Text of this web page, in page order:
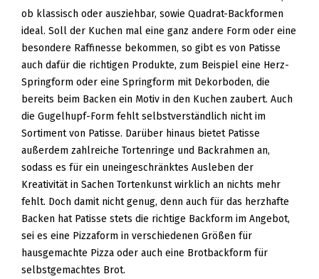
ob klassisch oder ausziehbar, sowie Quadrat-Backformen
ideal. Soll der Kuchen mal eine ganz andere Form oder eine
besondere Raffinesse bekommen, so gibt es von Patisse
auch dafür die richtigen Produkte, zum Beispiel eine Herz-
Springform oder eine Springform mit Dekorboden, die
bereits beim Backen ein Motiv in den Kuchen zaubert. Auch
die Gugelhupf-Form fehlt selbstverständlich nicht im
Sortiment von Patisse. Darüber hinaus bietet Patisse
außerdem zahlreiche Tortenringe und Backrahmen an,
sodass es für ein uneingeschränktes Ausleben der
Kreativität in Sachen Tortenkunst wirklich an nichts mehr
fehlt. Doch damit nicht genug, denn auch für das herzhafte
Backen hat Patisse stets die richtige Backform im Angebot,
sei es eine Pizzaform in verschiedenen Größen für
hausgemachte Pizza oder auch eine Brotbackform für
selbstgemachtes Brot.